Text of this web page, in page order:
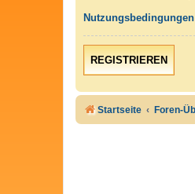
Nutzungsbedingungen
REGISTRIEREN
Startseite Foren-